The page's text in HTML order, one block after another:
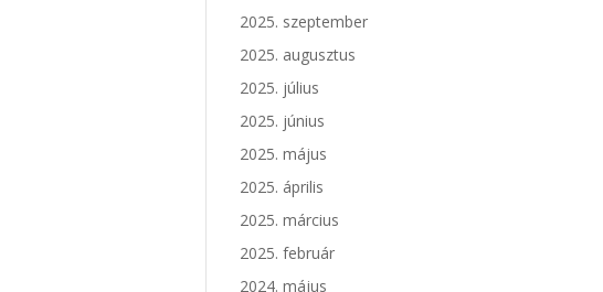
2025. szeptember
2025. augusztus
2025. július
2025. június
2025. május
2025. április
2025. március
2025. február
2024. május